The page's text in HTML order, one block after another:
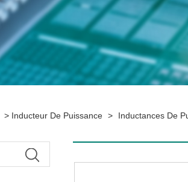
> Inducteur De Puissance > Inductances De